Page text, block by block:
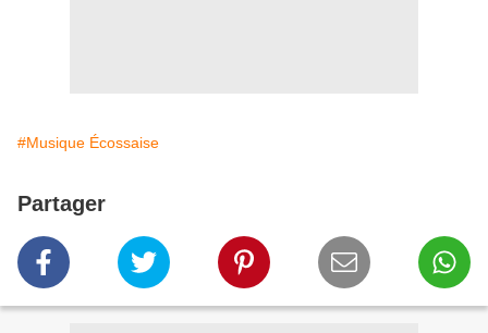
#Musique Écossaise
Partager